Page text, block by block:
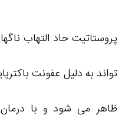
پروستاتیت حاد التهاب
تواند به دلیل عفونت
ظاهر می شود و با